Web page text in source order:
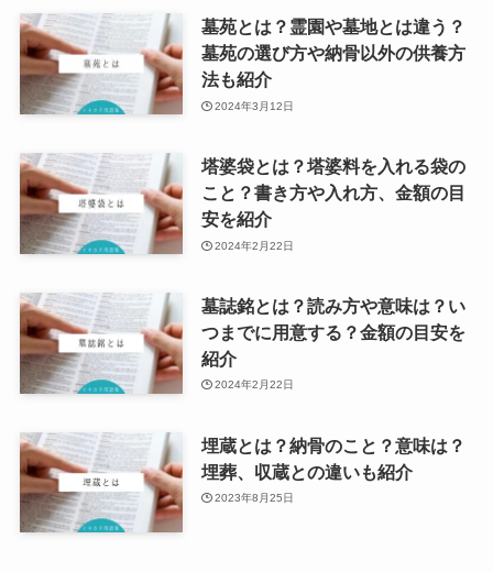
墓苑とは？霊園や墓地とは違う？
墓苑の選び方や納骨以外の供養方
法も紹介
2024年3月12日
塔婆袋とは？塔婆料を入れる袋の
こと？書き方や入れ方、金額の目
安を紹介
2024年2月22日
墓誌銘とは？読み方や意味は？い
つまでに用意する？金額の目安を
紹介
2024年2月22日
埋蔵とは？納骨のこと？意味は？
埋葬、収蔵との違いも紹介
2023年8月25日